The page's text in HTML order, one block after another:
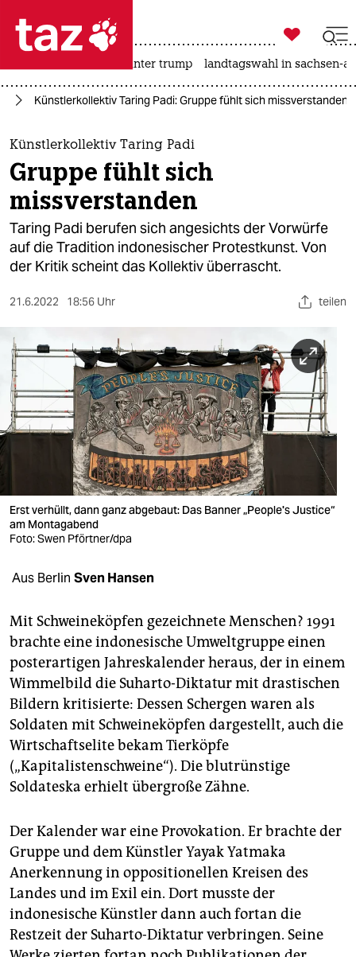
 taz zahl ich
taz zahl ich
themen
politik
öko
gesellschaft
sport
berlin
nord
wahrheit
verlag
veranstaltungen
unterstützen
genossenschaft
epaper login

taz zahl ich
usa unter trump landtagswahl in sachsen-
Künstlerkollektiv Taring Padi: Gruppe fühlt sich missverstanden
Künstlerkollektiv Taring Padi
Gruppe fühlt sich
missverstanden
Taring Padi berufen sich angesichts der Vorwürfe
auf die Tradition indonesischer Protestkunst. Von
der Kritik scheint das Kollektiv überrascht.
21.6.2022 18:56 Uhr teilen
Erst verhüllt, dann ganz abgebaut: Das Banner „People's Justice“
am Montagabend
Foto: Swen Pförtner/dpa
Aus Berlin Sven Hansen
Mit Schweineköpfen gezeichnete Menschen? 1991
brachte eine indonesische Umweltgruppe einen
posterartigen Jahres­kalender heraus, der in einem
Wimmelbild die Suharto-Diktatur mit drastischen
Bildern kritisierte: Dessen Schergen waren als
Soldaten mit Schweineköpfen dargestellt, auch die
Wirtschaftselite bekam Tierköpfe
(„Kapitalistenschweine“). Die blutrünstige
Soldateska erhielt übergroße Zähne.
Der Kalender war eine Provokation. Er brachte der
Gruppe und dem Künstler Yayak Yatmaka
Anerkennung in oppositionellen Kreisen des
Landes und im Exil ein. Dort musste der
indonesische Künstler dann auch fortan die
Restzeit der Suharto-Diktatur verbringen. Seine